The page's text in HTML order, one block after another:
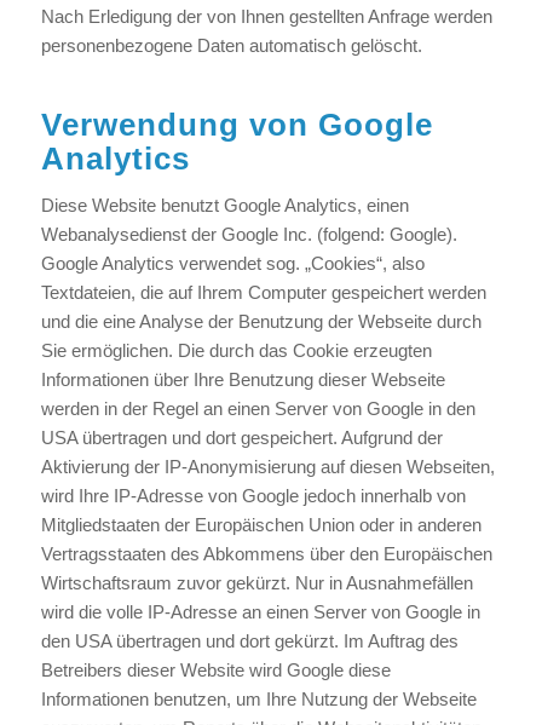
Nach Erledigung der von Ihnen gestellten Anfrage werden
personenbezogene Daten automatisch gelöscht.
Verwendung von Google
Analytics
Diese Website benutzt Google Analytics, einen
Webanalysedienst der Google Inc. (folgend: Google).
Google Analytics verwendet sog. „Cookies“, also
Textdateien, die auf Ihrem Computer gespeichert werden
und die eine Analyse der Benutzung der Webseite durch
Sie ermöglichen. Die durch das Cookie erzeugten
Informationen über Ihre Benutzung dieser Webseite
werden in der Regel an einen Server von Google in den
USA übertragen und dort gespeichert. Aufgrund der
Aktivierung der IP-Anonymisierung auf diesen Webseiten,
wird Ihre IP-Adresse von Google jedoch innerhalb von
Mitgliedstaaten der Europäischen Union oder in anderen
Vertragsstaaten des Abkommens über den Europäischen
Wirtschaftsraum zuvor gekürzt. Nur in Ausnahmefällen
wird die volle IP-Adresse an einen Server von Google in
den USA übertragen und dort gekürzt. Im Auftrag des
Betreibers dieser Website wird Google diese
Informationen benutzen, um Ihre Nutzung der Webseite